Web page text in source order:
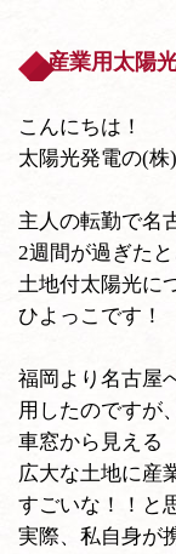
産業用太陽
こんにちは！
太陽光発電の(株
主人の転勤で名
2週間が過ぎたと
土地付太陽光に
ひよっこです！
福岡より名古屋
用したのですが、
車窓から見える
広大な土地に産
すごいな！！と
実際、私自身が